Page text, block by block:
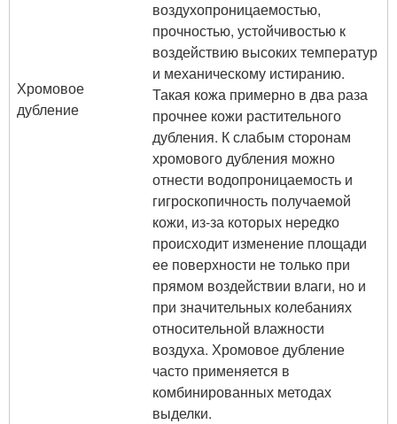
Хромовое
дубление
воздухопроницаемостью,
прочностью, устойчивостью к
воздействию высоких температур
и механическому истиранию.
Такая кожа примерно в два раза
прочнее кожи растительного
дубления. К слабым сторонам
хромового дубления можно
отнести водопроницаемость и
гигроскопичность получаемой
кожи, из-за которых нередко
происходит изменение площади
ее поверхности не только при
прямом воздействии влаги, но и
при значительных колебаниях
относительной влажности
воздуха. Хромовое дубление
часто применяется в
комбинированных методах
выделки.